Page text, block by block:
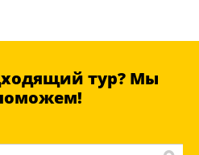
тур? Мы